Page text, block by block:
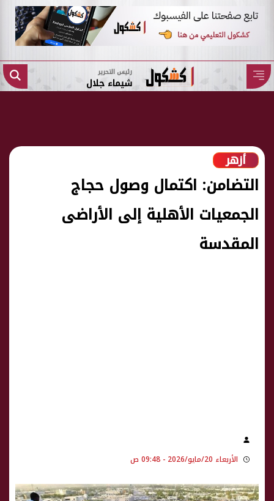
رئيس التحرير
شيماء جلال
أزهر
التضامن: اكتمال وصول حجاج
الجمعيات الأهلية إلى الأراضى
المقدسة
الأربعاء 20/مايو/2026 - 09:48 ص